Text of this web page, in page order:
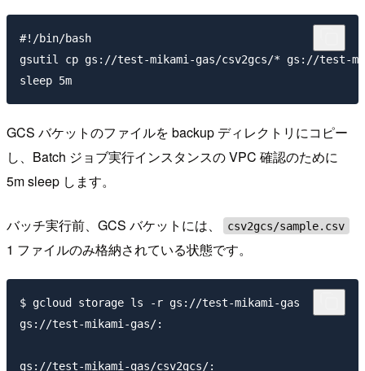
#!/bin/bash
gsutil cp gs://test-mikami-gas/csv2gcs/* gs://test-
GCS バケットのファイルを backup ディレクトリにコピー
し、Batch ジョブ実行インスタンスの VPC 確認のために
5m sleep します。
バッチ実行前、GCS バケットには、 csv2gcs/sample.csv
1 ファイルのみ格納されている状態です。
$ gcloud storage ls -r gs://test-mikami-gas
gs://test-mikami-gas/:
gs://test-mikami-gas/csv2gcs/: